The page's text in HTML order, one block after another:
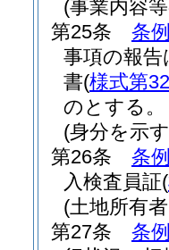
(事業内容
第25条
条
事項の報
書(様式第
のとする。
(身分を示
第26条
条
入検査員証(
(土地所有
第27条
条